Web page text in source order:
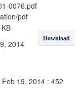
0076.pdf
pdf
Download
2014
19, 2014 : 452